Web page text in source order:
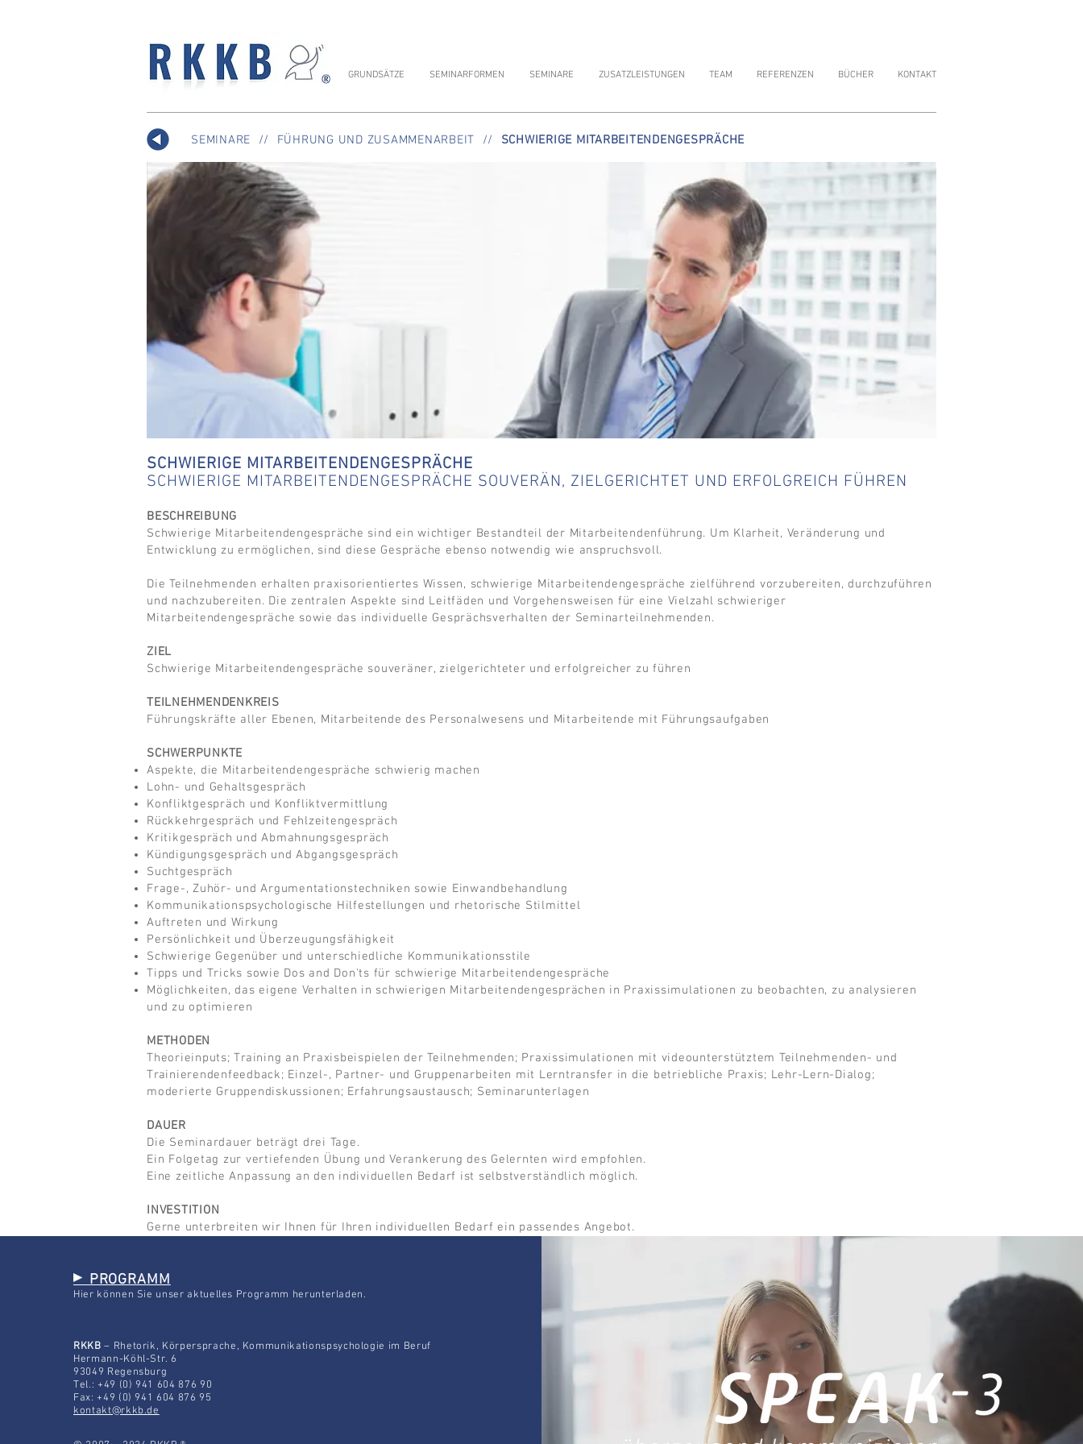
GRUNDSÄTZE SEMINARFORMEN SEMINARE ZUSATZLEISTUNGEN TEAM REFERENZEN BÜCHER KONTAKT
SEMINARE // FÜHRUNG UND ZUSAMMENARBEIT // SCHWIERIGE MITARBEITENDENGESPRÄCHE
SCHWIERIGE MITARBEITENDENGESPRÄCHE
SCHWIERIGE MITARBEITENDENGESPRÄCHE SOUVERÄN, ZIELGERICHTET UND ERFOLGREICH FÜHREN
BESCHREIBUNG
Schwierige Mitarbeitendengespräche sind ein wichtiger Bestandteil der Mitarbeitendenführung. Um Klarheit, Veränderung und
Entwicklung zu ermöglichen, sind diese Gespräche ebenso notwendig wie anspruchsvoll.
Die Teilnehmenden erhalten praxisorientiertes Wissen, schwierige Mitarbeitendengespräche zielführend vorzubereiten, durchzuführen
und nachzubereiten. Die zentralen Aspekte sind Leitfäden und Vorgehensweisen für eine Vielzahl schwieriger
Mitarbeitendengespräche sowie das individuelle Gesprächsverhalten der Seminarteilnehmenden.
ZIEL
Schwierige Mitarbeitendengespräche souveräner, zielgerichteter und erfolgreicher zu führen
TEILNEHMENDENKREIS
Führungskräfte aller Ebenen, Mitarbeitende des Personalwesens und Mitarbeitende mit Führungsaufgaben
SCHWERPUNKTE
Aspekte, die Mitarbeitendengespräche schwierig machen
Lohn- und Gehaltsgespräch
Konfliktgespräch und Konfliktvermittlung
Rückkehrgespräch und Fehlzeitengespräch
Kritikgespräch und Abmahnungsgespräch
Kündigungsgespräch und Abgangsgespräch
Suchtgespräch
Frage-, Zuhör- und Argumentationstechniken sowie Einwandbehandlung
Kommunikationspsychologische Hilfestellungen und rhetorische Stilmittel
Auftreten und Wirkung
Persönlichkeit und Überzeugungsfähigkeit
Schwierige Gegenüber und unterschiedliche Kommunikationsstile
Tipps und Tricks sowie Dos and Don'ts für schwierige Mitarbeitendengespräche
Möglichkeiten, das eigene Verhalten in schwierigen Mitarbeitendengesprächen in Praxissimulationen zu beobachten, zu analysieren
und zu optimieren
METHODEN
Theorieinputs; Training an Praxisbeispielen der Teilnehmenden; Praxissimulationen mit videounterstütztem Teilnehmenden- und
Trainierendenfeedback; Einzel-, Partner- und Gruppenarbeiten mit Lerntransfer in die betriebliche Praxis; Lehr-Lern-Dialog;
moderierte Gruppendiskussionen; Erfahrungsaustausch; Seminarunterlagen
DAUER
Die Seminardauer beträgt drei Tage.
Ein Folgetag zur vertiefenden Übung und Verankerung des Gelernten wird empfohlen.
Eine zeitliche Anpassung an den individuellen Bedarf ist selbstverständlich möglich.
INVESTITION
Gerne unterbreiten wir Ihnen für Ihren individuellen Bedarf ein passendes Angebot.
PROGRAMM
Hier können Sie unser aktuelles Programm herunterladen.
RKKB – Rhetorik, Körpersprache, Kommunikationspsychologie im Beruf
Hermann-Köhl-Str. 6
93049 Regensburg
Tel.: +49 (0) 941 604 876 90
Fax: +49 (0) 941 604 876 95
kontakt@rkkb.de